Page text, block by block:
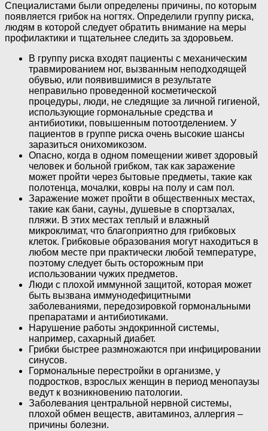
Специалистами были определены причины, по которым
появляется грибок на ногтях. Определили группу риска,
людям в которой следует обратить внимание на меры
профилактики и тщательнее следить за здоровьем.
В группу риска входят пациенты с механическим
травмированием ног, вызванным неподходящей
обувью, или появившимися в результате
неправильно проведенной косметической
процедуры, люди, не следящие за личной гигиеной,
использующие гормональные средства и
антибиотики, повышенным потоотделением. У
пациентов в группе риска очень высокие шансы
заразиться онихомикозом.
Опасно, когда в одном помещении живет здоровый
человек и больной грибком, так как заражение
может пройти через бытовые предметы, такие как
полотенца, мочалки, ковры на полу и сам пол.
Заражение может пройти в общественных местах,
такие как бани, сауны, душевые в спортзалах,
пляжи. В этих местах теплый и влажный
микроклимат, что благоприятно для грибковых
клеток. Грибковые образования могут находиться в
любом месте при практически любой температуре,
поэтому следует быть осторожным при
использовании чужих предметов.
Люди с плохой иммунной защитой, которая может
быть вызвана иммунодефицитными
заболеваниями, передозировкой гормональными
препаратами и антибиотиками.
Нарушение работы эндокринной системы,
например, сахарный диабет.
Грибки быстрее размножаются при инфицировании
синусов.
Гормональные перестройки в организме, у
подростков, взрослых женщин в период менопаузы
ведут к возникновению патологии.
Заболевания центральной нервной системы,
плохой обмен веществ, авитаминоз, аллергия –
причины болезни.